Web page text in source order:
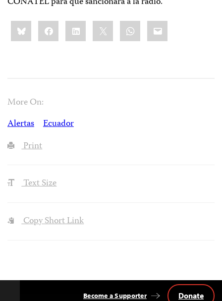
Share
this:BlueskyFacebookLinkedIn WhatsApp
Email
More On:
Alertas
Ecuador
Print
Text Size
Copy Short Link
Become a Supporter Donate